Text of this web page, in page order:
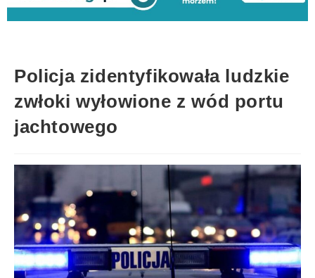
Policja zidentyfikowała ludzkie
zwłoki wyłowione z wód portu
jachtowego